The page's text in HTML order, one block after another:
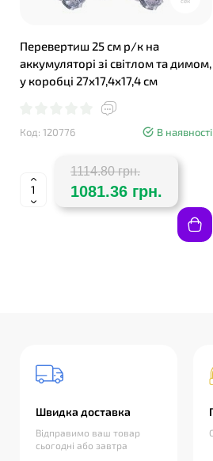
Перевертиш 25 см р/к на
аккумуляторі зі світлом та димом,
у коробці 27х17,4х17,4 см
Код: 120776 В наявності
1114.80 грн.
1081.36 грн.
Швидка доставка
Відправимо ваш товар
сьогодні або завтра
❤